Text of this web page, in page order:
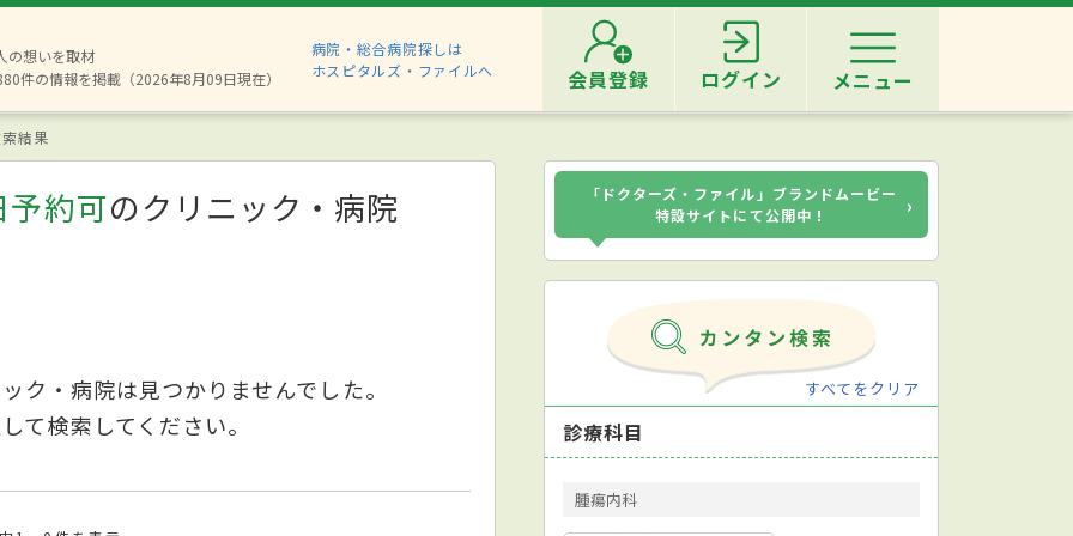
の想いを取材
件の情報を掲載（2026年8月09日現在）
病院・総合病院探しは
ホスピタルズ・ファイルへ
会員登録 ログイン メニュー
結果
約可のクリニック・病院
ク・病院は見つかりませんでした。
て検索してください。
「ドクターズ・ファイル」ブランドムービー
特設サイトにて公開中！
›
すべてをクリア
診療科目
腫瘍内科